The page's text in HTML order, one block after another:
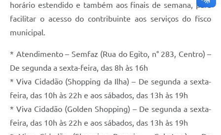
horário estendido e também aos finais de semana, para
facilitar o acesso do contribuinte aos serviços do fisco
municipal.
* Atendimento – Semfaz (Rua do Egito, n° 283, Centro) –
De segunda a sexta-feira, das 8h às 16h
* Viva Cidadão (Shopping da Ilha) – De segunda a sexta-
feira, das 10h às 22h e aos sábados, das 13h às 19h
* Viva Cidadão (Golden Shopping) – De segunda a sexta-
feira, das 10h às 22h e aos sábados, das 13h às 19h